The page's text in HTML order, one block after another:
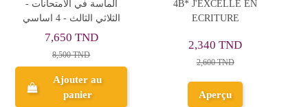
امتحانات كنوز الثلاثيات -
الثلاثي الثاني - 4 اساسي
11,610 TND
12,900 TND
Ajouter au
Cartes Message Premium
Dorure, 12x8.5cm
1,499 TND
Ajouter au